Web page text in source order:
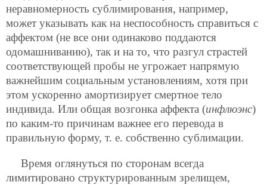
неравномерность сублимирования, например,
может указывать как на неспособность справиться с
аффектом (не все они одинаково поддаются
одомашниванию), так и на то, что разгул страстей
соответствующей пробы не угрожает напрямую
важнейшим социальным установлениям, хотя при
этом ускоренно амортизирует смертное тело
индивида. Или общая возгонка аффекта (инфлюэнс)
по каким-то причинам важнее его перевода в
правильную форму, т. е. собственно сублимации.
Время оглянуться по сторонам всегда
лимитировано структурированным зрелищем,